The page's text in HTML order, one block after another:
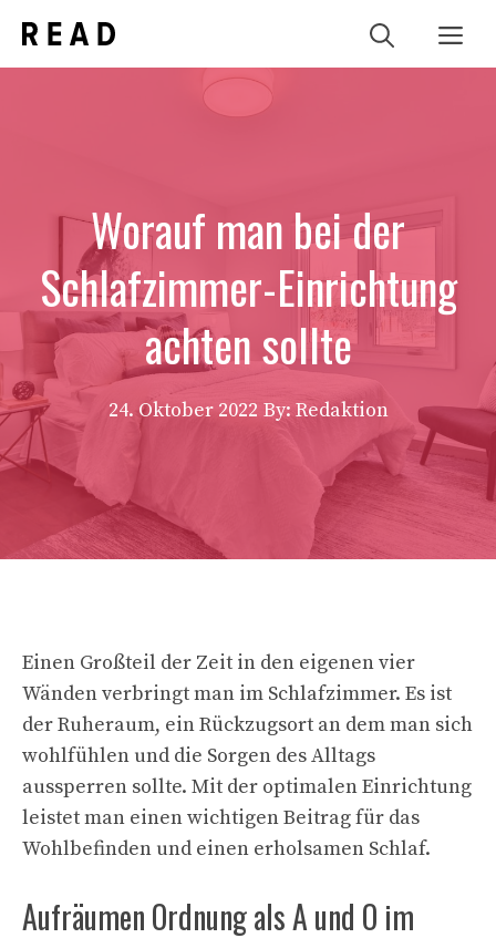
Inhalt
springen
Worauf man bei der
Schlafzimmer-Einrichtung
achten sollte
24. Oktober 2022 By: Redaktion
Einen Großteil der Zeit in den eigenen vier
Wänden verbringt man im Schlafzimmer. Es ist
der Ruheraum, ein Rückzugsort an dem man sich
wohlfühlen und die Sorgen des Alltags
aussperren sollte. Mit der optimalen Einrichtung
leistet man einen wichtigen Beitrag für das
Wohlbefinden und einen erholsamen Schlaf.
Aufräumen Ordnung als A und O im